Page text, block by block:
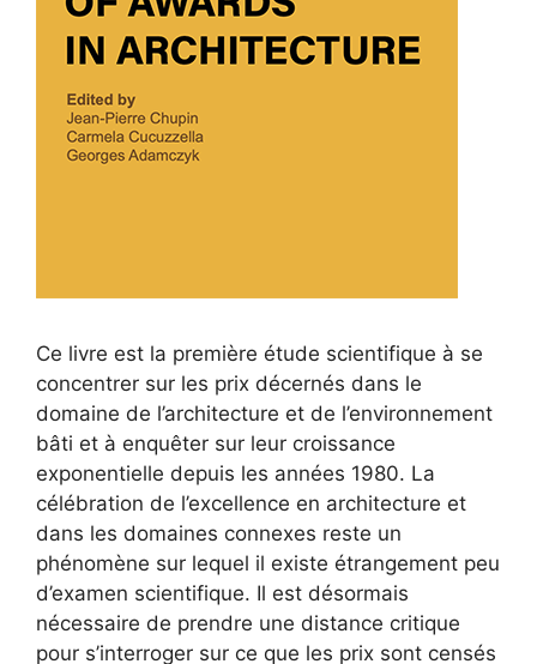
Ce livre est la première étude scientifique à se
concentrer sur les prix décernés dans le
domaine de l’architecture et de l’environnement
bâti et à enquêter sur leur croissance
exponentielle depuis les années 1980. La
célébration de l’excellence en architecture et
dans les domaines connexes reste un
phénomène sur lequel il existe étrangement peu
d’examen scientifique. Il est désormais
nécessaire de prendre une distance critique
pour s’interroger sur ce que les prix sont censés